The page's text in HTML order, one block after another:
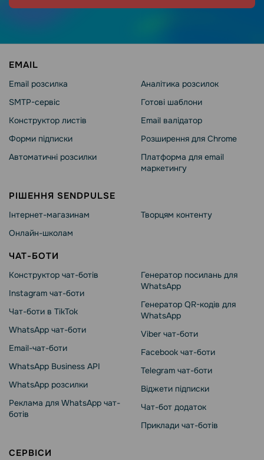
EMAIL
Email розсилка
SMTP-сервіс
Конструктор листів
Форми підписки
Автоматичні розсилки
Аналітика розсилок
Готові шаблони
Email валідатор
Розширення для Chrome
Платформа для email
маркетингу
РІШЕННЯ SENDPULSE
Інтернет-магазинам
Онлайн-школам
Творцям контенту
ЧАТ-БОТИ
Конструктор чат-ботів
Instagram чат-боти
Чат-боти в TikTok
WhatsApp чат-боти
Email-чат-боти
WhatsApp Business API
WhatsApp розсилки
Реклама для WhatsApp чат-
ботів
Генератор посилань для
WhatsApp
Генератор QR-кодів для
WhatsApp
Viber чат-боти
Facebook чат-боти
Telegram чат-боти
Віджети підписки
Чат-бот додаток
Приклади чат-ботів
СЕРВІСИ